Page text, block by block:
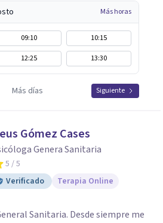
Más horas
09:10
10:15
12:25 13:30
Más días Siguiente
Gómez Cases
Genera Sanitaria
5 / 5
Verificado
Terapia Online
Sanitaria. Desde siempre me